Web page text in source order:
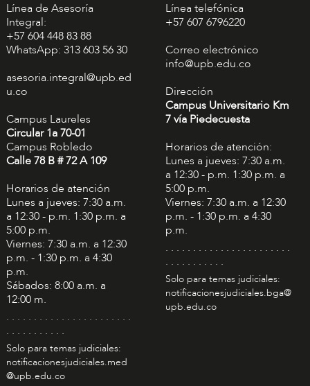
Línea de Asesoría
Integral:
+57 604 448 83 88
WhatsApp: 313 603 56 30
asesoria.integral@upb.ed
u.co
Campus Laureles
Circular 1a 70-01
Campus Robledo
Calle 78 B # 72 A 109
Horarios de atención
Lunes a jueves: 7:30 a.m.
a 12:30 - p.m. 1:30 p.m. a
5:00 p.m.
Viernes: 7:30 a.m. a 12:30
p.m. - 1:30 p.m. a 4:30
p.m.
Sábados: 8:00 a.m. a
12:00 m.
. . . . . . . . . . . . . . . . . . . . . . .
. . . . . . . . . . .
Solo para temas judiciales:
notificacionesjudiciales.med
@upb.edu.co
Línea telefónica
+57 607 6796220
Correo electrónico
info@upb.edu.co
Dirección
Campus Universitario Km
7 vía Piedecuesta
Horarios de atención:
Lunes a jueves: 7:30 a.m.
a 12:30 - p.m. 1:30 p.m. a
5:00 p.m.
Viernes: 7:30 a.m. a 12:30
p.m. - 1:30 p.m. a 4:30
p.m.
. . . . . . . . . . . . . . . . . . . . . . .
. . . . . . . . . . .
Solo para temas judiciales:
notificacionesjudiciales.bga@
upb.edu.co